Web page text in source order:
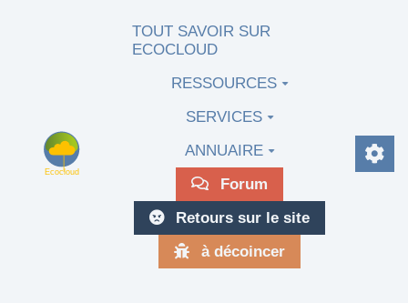
Aller au contenu principal
TOUT SAVOIR SUR
ECOCLOUD
RESSOURCES
SERVICES
ANNUAIRE
Forum
Retours sur le site
à décoincer